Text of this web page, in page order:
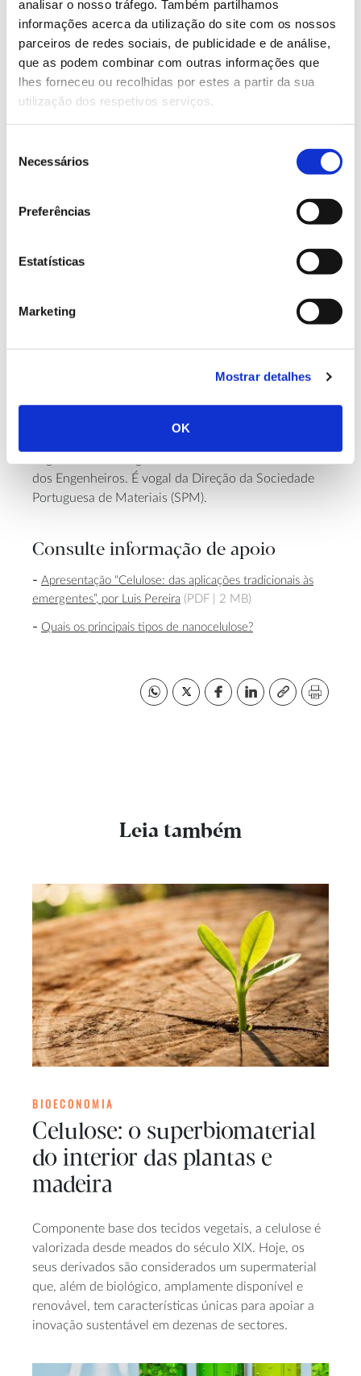
analisar o nosso tráfego. Também partilhamos
informações acerca da utilização do site com os nossos
parceiros de redes sociais, de publicidade e de análise,
que as podem combinar com outras informações que
lhes forneceu ou recolhidas por estes a partir da sua
utilização dos respetivos serviços.
Necessários
Preferências
Estatísticas
Marketing
Mostrar detalhes
OK
algo que tem muito interesse.”
Outra aplicação da celulose no sector da energia,
que se encontra ainda em investigação, reside no
potencial das estruturas porosas geradas na
formação de papel, as quais podem ser exploradas
para funcionalização, através de um polímero
condutor, criando uma estrutura de conversão de
energia mecânica em energia elétrica.
Luis Pereira doutorou-se em Microeletrónica e
Dedicou-se depois à área do desenvolvimento de
materiais nanoestruturados inorgânicos impressos
professor na Faculdade de Ciências e Tecnologia da
atualmente é diretor técnico-científico do laboratório
dos Engenheiros. É vogal da Direção da Sociedade
Portuguesa de Materiais (SPM).
Consulte informação de apoio
Apresentação “Celulose: das aplicações tradicionais às
emergentes”, por Luis Pereira (PDF | 2 MB)
Quais os principais tipos de nanocelulose?
Leia também
BIOECONOMIA
Celulose: o superbiomaterial
do interior das plantas e
madeira
Componente base dos tecidos vegetais, a celulose é
valorizada desde meados do século XIX. Hoje, os
seus derivados são considerados um supermaterial
que, além de biológico, amplamente disponível e
renovável, tem características únicas para apoiar a
inovação sustentável em dezenas de sectores.